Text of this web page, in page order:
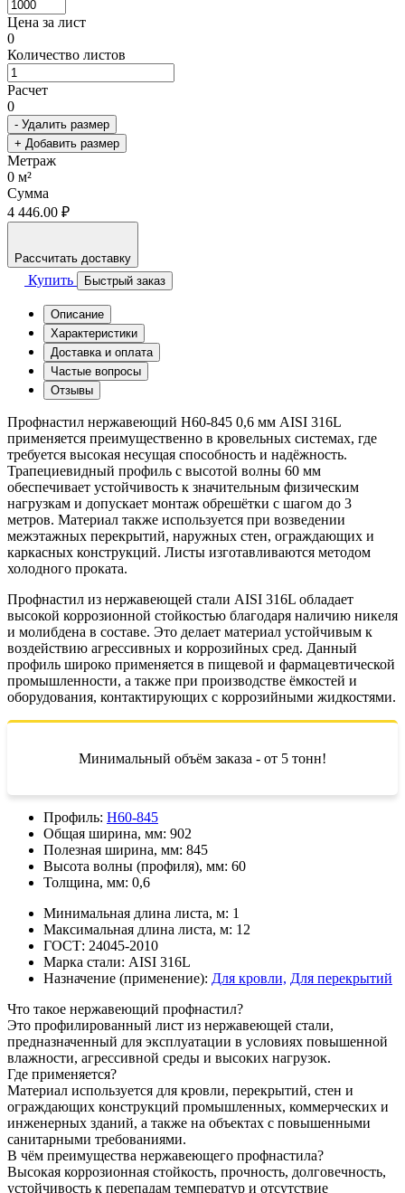
Цена за лист
0
Количество листов
Расчет
0
- Удалить размер
+ Добавить размер
Метраж
0 м²
Сумма
4 446.00 ₽
Рассчитать доставку
Купить Быстрый заказ
Описание
Характеристики
Доставка и оплата
Частые вопросы
Отзывы
Профнастил нержавеющий Н60-845 0,6 мм AISI 316L
применяется преимущественно в кровельных системах, где
требуется высокая несущая способность и надёжность.
Трапециевидный профиль с высотой волны 60 мм
обеспечивает устойчивость к значительным физическим
нагрузкам и допускает монтаж обрешётки с шагом до 3
метров. Материал также используется при возведении
межэтажных перекрытий, наружных стен, ограждающих и
каркасных конструкций. Листы изготавливаются методом
холодного проката.
Профнастил из нержавеющей стали AISI 316L обладает
высокой коррозионной стойкостью благодаря наличию никеля
и молибдена в составе. Это делает материал устойчивым к
воздействию агрессивных и коррозийных сред. Данный
профиль широко применяется в пищевой и фармацевтической
промышленности, а также при производстве ёмкостей и
оборудования, контактирующих с коррозийными жидкостями.
Минимальный объём заказа - от 5 тонн!
Профиль: Н60-845
Общая ширина, мм: 902
Полезная ширина, мм: 845
Высота волны (профиля), мм: 60
Толщина, мм: 0,6
Минимальная длина листа, м: 1
Максимальная длина листа, м: 12
ГОСТ: 24045-2010
Марка стали: AISI 316L
Назначение (применение): Для кровли, Для перекрытий
Что такое нержавеющий профнастил?
Это профилированный лист из нержавеющей стали,
предназначенный для эксплуатации в условиях повышенной
влажности, агрессивной среды и высоких нагрузок.
Где применяется?
Материал используется для кровли, перекрытий, стен и
ограждающих конструкций промышленных, коммерческих и
инженерных зданий, а также на объектах с повышенными
санитарными требованиями.
В чём преимущества нержавеющего профнастила?
Высокая коррозионная стойкость, прочность, долговечность,
устойчивость к перепадам температур и отсутствие